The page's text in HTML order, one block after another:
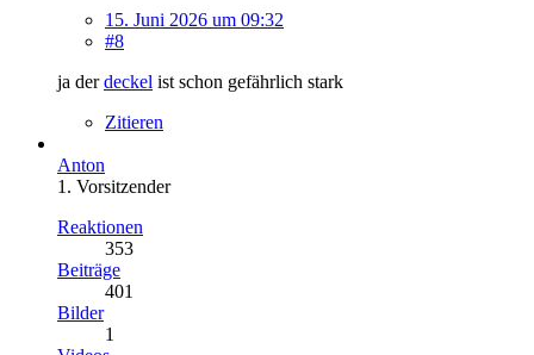
15. Juni 2026 um 09:32
#8
ja derdeckel ist schon gefährlich stark
Zitieren
Anton
1. Vorsitzender
Reaktionen
353
Beiträge
401
Bilder
1